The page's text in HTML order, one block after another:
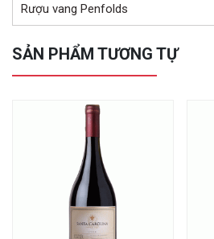
Rượu vang Penfolds
SẢN PHẨM TƯƠNG TỰ